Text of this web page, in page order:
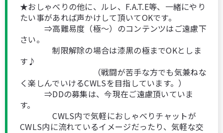
★おしゃべりの他に、ルレ、F.A.T.E等、一緒にやり
たい事があれば声かけして頂いてOKです。
⇒高難易度（極～）のコンテンツはご遠慮下
さい。
制限解除の場合は漆黒の極までOKとしま
す♪
（戦闘が苦手な方でも気兼ねな
く楽しんでいけるCWLSを目指しています。）
⇒DDの募集は、今現在ご遠慮頂いていま
す。
CWLS内で気軽におしゃべりチャットが
CWLS内に流れているイメージだったり、気軽な交